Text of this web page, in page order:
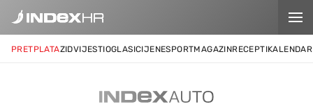
PRETPLATAZIDVIJESTIOGLASICIJENESPORTMAGAZINRECEPTIKALENDAR